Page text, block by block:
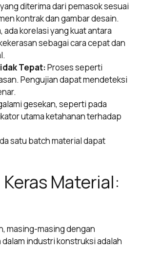
diterima dari pemasok sesuai
kontrak dan gambar desain.
ada korelasi yang kuat antara
sebagai cara cepat dan
Tepat:Proses seperti
Pengujian dapat mendeteksi
gesekan, seperti pada
utama ketahanan terhadap
satu batch material dapat
Material:
masing-masing dengan
industri konstruksi adalah